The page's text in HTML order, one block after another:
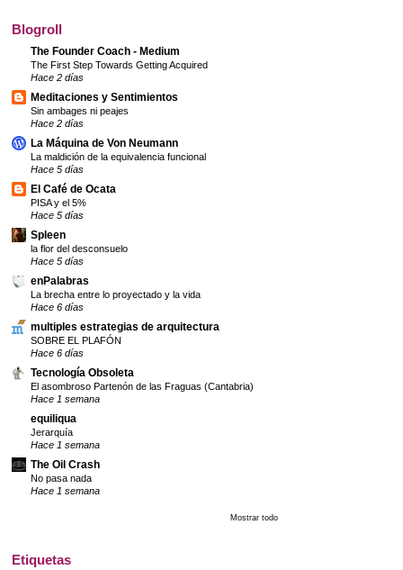
Blogroll
The Founder Coach - Medium
The First Step Towards Getting Acquired
Hace 2 días
Meditaciones y Sentimientos
Sin ambages ni peajes
Hace 2 días
La Máquina de Von Neumann
La maldición de la equivalencia funcional
Hace 5 días
El Café de Ocata
PISA y el 5%
Hace 5 días
Spleen
la flor del desconsuelo
Hace 5 días
enPalabras
La brecha entre lo proyectado y la vida
Hace 6 días
multiples estrategias de arquitectura
SOBRE EL PLAFÓN
Hace 6 días
Tecnología Obsoleta
El asombroso Partenón de las Fraguas (Cantabria)
Hace 1 semana
equiliqua
Jerarquía
Hace 1 semana
The Oil Crash
No pasa nada
Hace 1 semana
Mostrar todo
Etiquetas